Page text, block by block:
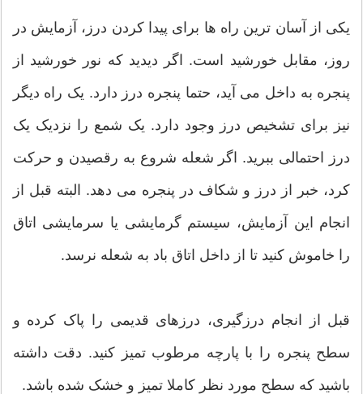
یکی از آسان ترین راه ها برای پیدا کردن درز، آزمایش در
روز، مقابل خورشید است. اگر دیدید که نور خورشید از
پنجره به داخل می آید، حتما پنجره درز دارد. یک راه دیگر
نیز برای تشخیص درز وجود دارد. یک شمع را نزدیک یک
درز احتمالی ببرید. اگر شعله شروع به رقصیدن و حرکت
کرد، خبر از درز و شکاف در پنجره می دهد. البته قبل از
انجام این آزمایش، سیستم گرمایشی یا سرمایشی اتاق
را خاموش کنید تا از داخل اتاق باد به شعله نرسد.
قبل از انجام درزگیری، درزهای قدیمی را پاک کرده و
سطح پنجره را با پارچه مرطوب تمیز کنید. دقت داشته
باشید که سطح مورد نظر کاملا تمیز و خشک شده باشد.